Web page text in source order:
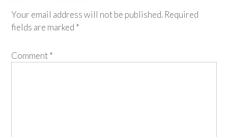
Your email address will not be published. Required
fields are marked *
Comment*